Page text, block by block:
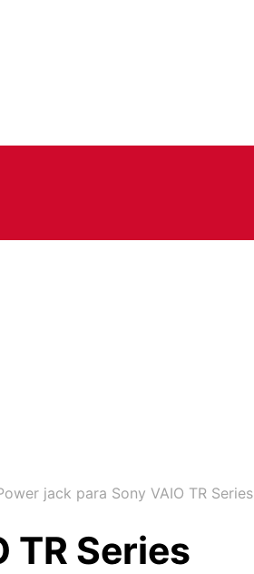
jack para Sony VAIO TR Series
TR Series